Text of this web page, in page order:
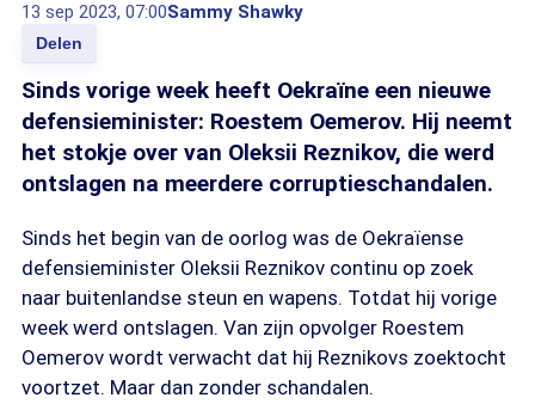
13 sep 2023, 07:00Sammy Shawky
Delen
Sinds vorige week heeft Oekraïne een nieuwe
defensieminister: Roestem Oemerov. Hij neemt
het stokje over van Oleksii Reznikov, die werd
ontslagen na meerdere corruptieschandalen.
Sinds het begin van de oorlog was de Oekraïense
defensieminister Oleksii Reznikov continu op zoek
naar buitenlandse steun en wapens. Totdat hij vorige
week werd ontslagen. Van zijn opvolger Roestem
Oemerov wordt verwacht dat hij Reznikovs zoektocht
voortzet. Maar dan zonder schandalen.